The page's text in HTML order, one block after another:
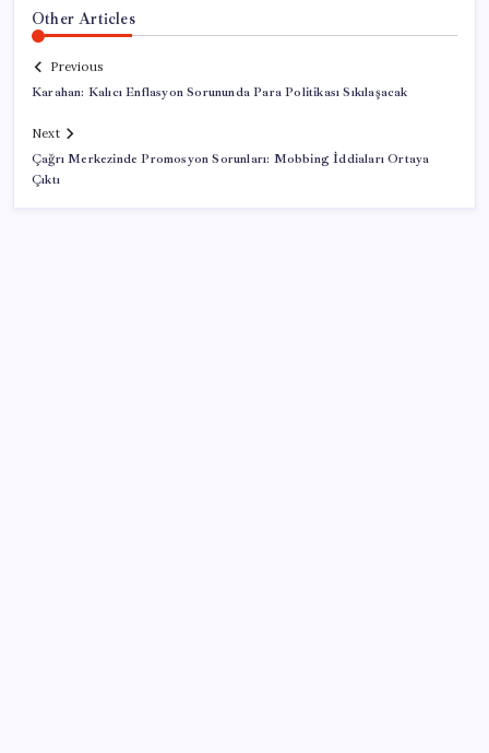
Other Articles
Previous
Karahan: Kalıcı Enflasyon Sorununda Para Politikası Sıkılaşacak
Next
Çağrı Merkezinde Promosyon Sorunları: Mobbing İddiaları Ortaya
Çıktı